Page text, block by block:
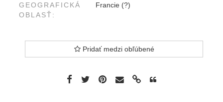
GEOGRAFICKÁ
OBLASŤ:
Francie (?)
Pridať medzi obľúbené